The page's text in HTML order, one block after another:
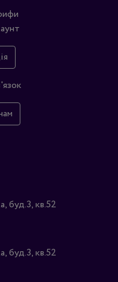
буд.3, кв.52
буд.3, кв.52